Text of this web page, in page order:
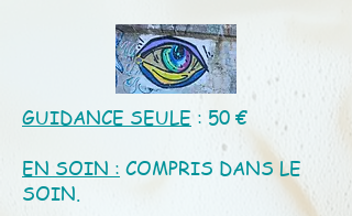
GUIDANCE SEULE : 50 €
EN SOIN : COMPRIS DANS LE
SOIN.